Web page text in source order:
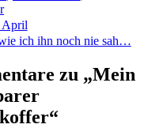
April
ich ihn noch nie sah…
zu „Mein